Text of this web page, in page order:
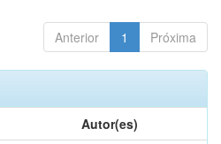
Anterior 1 Próxima
Autor(es)